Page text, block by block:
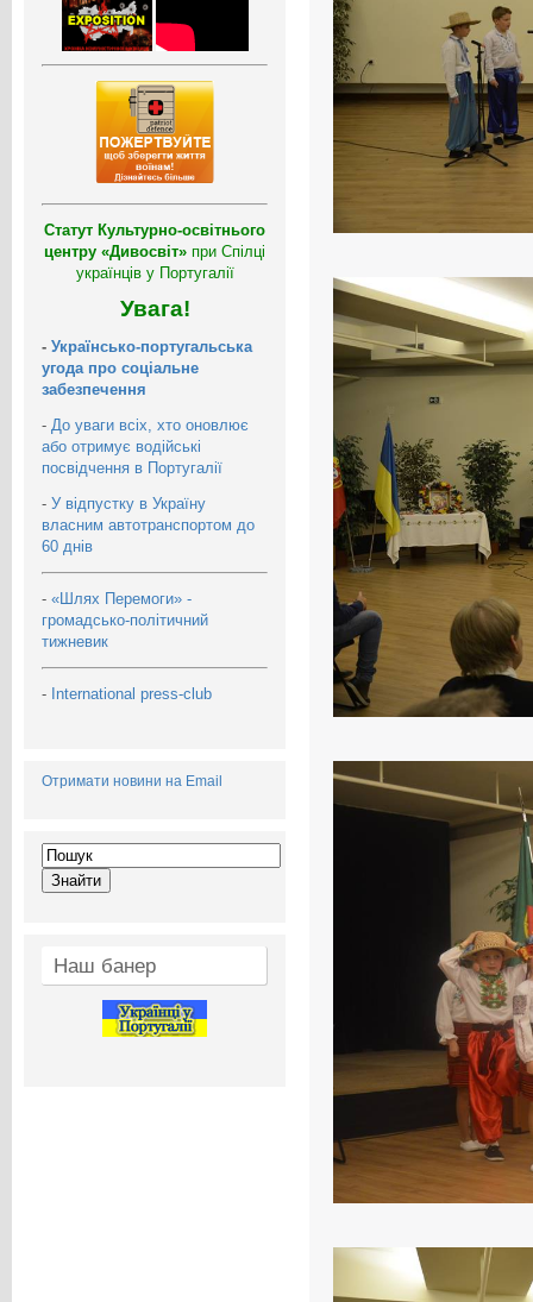
Статут Культурно-освітнього
центру «Дивосвіт» при Спілці
українців у Португалії
Увага!
- Українсько-португальська
угода про соціальне
забезпечення
- До уваги всіх, хто оновлює
або отримує водійські
посвідчення в Португалії
- У відпустку в Україну
власним автотранспортом до
60 днів
- «Шлях Перемоги» -
громадсько-політичний
тижневик
- International press-club
Отримати новини на Email
Наш банер